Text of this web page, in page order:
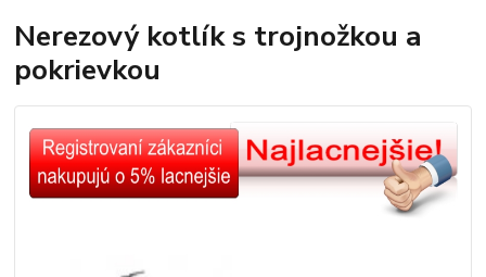
Nerezový kotlík s trojnožkou a
pokrievkou